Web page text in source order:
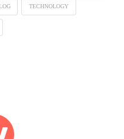
TECHNOLOGY